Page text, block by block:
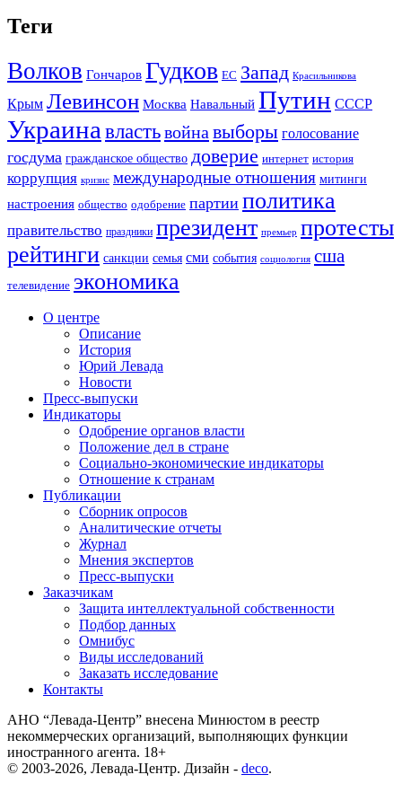
Теги
Волков Гончаров Гудков ЕС Запад Красильникова
Крым Левинсон Москва Навальный Путин СССР
Украина властьвойна выборы голосование
госдума гражданское общество доверие интернет история
коррупция кризис международные отношения митинги
настроения общество одобрение партии политика
правительство праздники президент премьер протесты
рейтинги санкции семья сми события социология сша
телевидение экономика
О центре
Описание
История
Юрий Левада
Новости
Пресс-выпуски
Индикаторы
Одобрение органов власти
Положение дел в стране
Социально-экономические индикаторы
Отношение к странам
Публикации
Сборник опросов
Аналитические отчеты
Журнал
Мнения экспертов
Пресс-выпуски
Заказчикам
Защита интеллектуальной собственности
Подбор данных
Омнибус
Виды исследований
Заказать исследование
Контакты
АНО “Левада-Центр” внесена Минюстом в реестр
некоммерческих организаций, выполняющих функции
иностранного агента. 18+
© 2003-2026, Левада-Центр. Дизайн - deco.